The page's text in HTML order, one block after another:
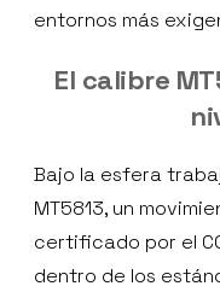
entornos más
El calibre
Bajo la esfera
MT5813, un
certificado por el
dentro de los